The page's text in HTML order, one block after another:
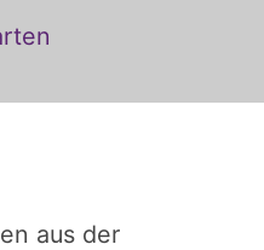
aus der